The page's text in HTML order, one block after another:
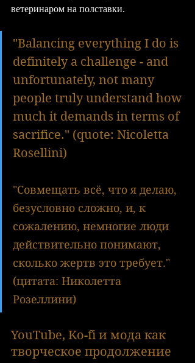
ветеринаром на полставки.
"Balancing everything I do is
definitely a challenge - and
unfortunately, not many
people truly understand how
much it demands in terms of
sacrifice." (quote: Nicoletta
Rosellini)
"Совмещать всё, что я делаю,
безусловно сложно, и, к
сожалению, немногие люди
действительно понимают,
сколько жертв это требует."
(цитата: Николетта
Розеллини)
YouTube, Ko-fi и мода как
творческое продолжение